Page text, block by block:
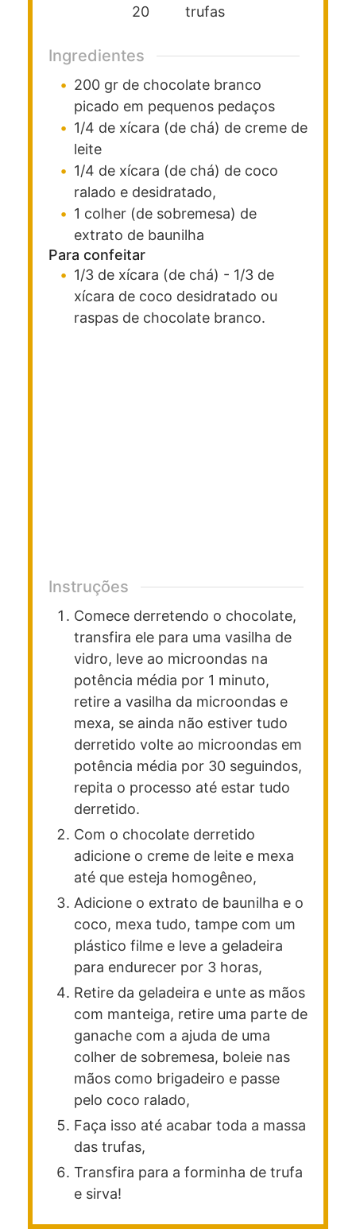
20
trufas
Ingredientes
200 gr de chocolate branco
picado em pequenos pedaços
1/4 de xícara (de chá) de creme de
leite
1/4 de xícara (de chá) de coco
ralado e desidratado,
1 colher (de sobremesa) de
extrato de baunilha
Para confeitar
1/3 de xícara (de chá) - 1/3 de
xícara de coco desidratado ou
raspas de chocolate branco.
Instruções
Comece derretendo o chocolate,
transfira ele para uma vasilha de
vidro, leve ao microondas na
potência média por 1 minuto,
retire a vasilha da microondas e
mexa, se ainda não estiver tudo
derretido volte ao microondas em
potência média por 30 seguindos,
repita o processo até estar tudo
derretido.
Com o chocolate derretido
adicione o creme de leite e mexa
até que esteja homogêneo,
Adicione o extrato de baunilha e o
coco, mexa tudo, tampe com um
plástico filme e leve a geladeira
para endurecer por 3 horas,
Retire da geladeira e unte as mãos
com manteiga, retire uma parte de
ganache com a ajuda de uma
colher de sobremesa, boleie nas
mãos como brigadeiro e passe
pelo coco ralado,
Faça isso até acabar toda a massa
das trufas,
Transfira para a forminha de trufa
e sirva!